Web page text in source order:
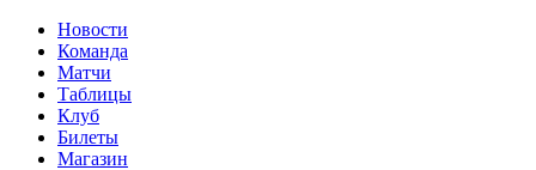
Новости
Команда
Матчи
Таблицы
Клуб
Билеты
Магазин